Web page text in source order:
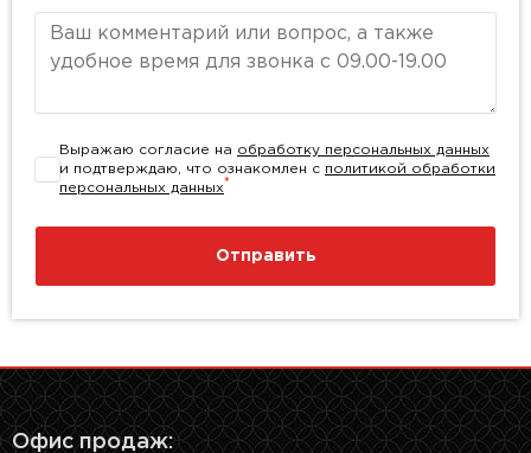
Комментарий
Выражаю согласие на обработку персональных данных
и подтверждаю, что ознакомлен с политикой обработки
персональных данных*
Отправить
Офис продаж: